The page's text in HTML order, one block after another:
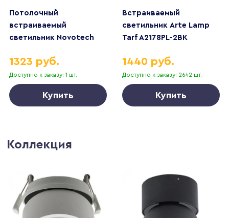
Потолочный
встраиваемый
светильник Novotech
Доступно к заказу: 1 шт.
1323 руб.
Купить
Встраиваемый
светильник Arte Lamp
Tarf A2178PL-2BK
Доступно к заказу: 2642 шт.
1440 руб.
Купить
Коллекция